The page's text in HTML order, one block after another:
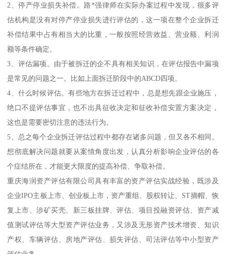
2、停产停业损失补偿。路*强律师在实际办案过程中发现，很多评
估机构是没有对停产停业损失进行评估的，这一项在整个企业拆迁
补偿结果中占有相当大的比重，一般按照经营效益、营业额、利润
额等条件确定。
3、评估漏项。由于被拆迁的企不具有相关知识，在评估报告中漏项
是常见的问题之一。比如上面拆迁阶段中的ABCD四项。
4、什么时候评估。有些地方在拆迁过程中，总是想先跟企业施压，
绝口不提评估事宜，也不出具征收决定和征收补偿安置方案决定，
这也是需要密切注意的违法行为。
5、总之每个企业拆迁评估过程中都存在诸多问题，但又各不相同。
想彻底解决问题就要从案情角度出发，认真分析影响企业评估的各
个症结所在，才能更大限度的提高补偿、争取补偿。
重庆海润资产评估有限公司具有丰富的资产评估实战经验，既涉及
企业IPO主板上市、创业板上市，资产重组、股权转让、ST摘帽、恢
复上市、涉矿买壳、新三板挂牌、评估、项目投融资评估、资产减
值测试评估等大型资产评估业务，又涉及无形资产技术增资、知识
产权、车辆评估、房地产评估、损失评估、司法评估等中小型资产